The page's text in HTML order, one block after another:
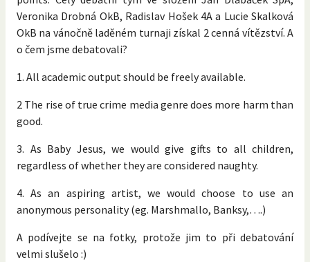
Veronika Drobná OkB, Radislav Hošek 4A a Lucie Skalková
OkB na vánočně laděném turnaji získal 2 cenná vítězství. A
o čem jsme debatovali?
1. All academic output should be freely available.
2 The rise of true crime media genre does more harm than
good.
3. As Baby Jesus, we would give gifts to all children,
regardless of whether they are considered naughty.
4. As an aspiring artist, we would choose to use an
anonymous personality (eg. Marshmallo, Banksy,….)
A podívejte se na fotky, protože jim to při debatování
velmi slušelo :)